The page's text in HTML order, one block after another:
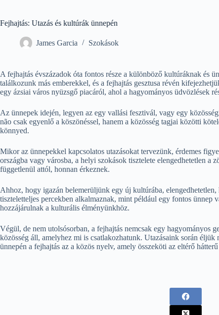
Fejhajtás: Utazás és kultúrák ünnepén
James Garcia Szokások
A fejhajtás évszázadok óta fontos része a különböző kultúráknak és
találkozunk más emberekkel, és a fejhajtás gesztusa révén
egy ázsiai város nyüzsgő piacáról, ahol a hagyományos üdvözlések
Az ünnepek idején, legyen az egy vallási fesztivál, vagy egy
não csak egyenlő a köszönéssel, hanem a közösség tagjai közötti
könnyed.
Mikor az ünnepekkel kapcsolatos utazásokat tervezünk, érdemes
országba vagy városba, a helyi szokások tisztelete elengedhetetlen a
függetlenül attól, honnan érkeznek.
Ahhoz, hogy igazán belemerüljünk egy új kultúrába,
tiszteletteljes percekben alkalmaznak, mint például egy fontos ünnep
hozzájárulnak a kulturális élményünkhöz.
Végül, de nem utolsósorban, a fejhajtás nemcsak egy hagyományos
közösség áll, amelyhez mi is csatlakozhatunk. Utazásaink során
ünnepén a fejhajtás az a közös nyelv, amely összeköti az eltérő